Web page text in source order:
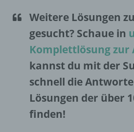
Weitere Lösungen
gesucht? Schaue in
Komplettlösung zur
kannst du mit der
schnell die
Lösungen der über
finden!